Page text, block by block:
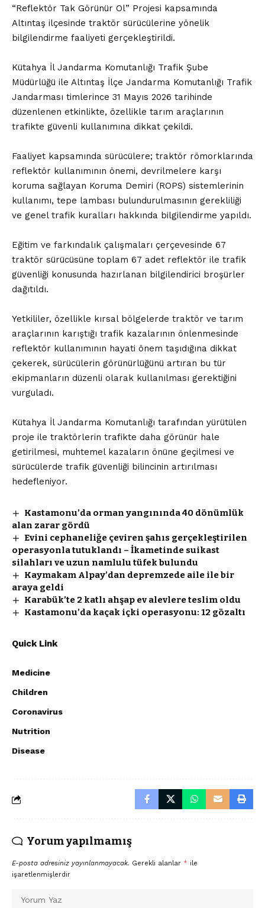
“Reflektör Tak Görünür Ol” Projesi kapsamında
Altıntaş ilçesinde traktör sürücülerine yönelik
bilgilendirme faaliyeti gerçekleştirildi.
Kütahya İl Jandarma Komutanlığı Trafik Şube
Müdürlüğü ile Altıntaş İlçe Jandarma Komutanlığı Trafik
Jandarması timlerince 31 Mayıs 2026 tarihinde
düzenlenen etkinlikte, özellikle tarım araçlarının
trafikte güvenli kullanımına dikkat çekildi.
Faaliyet kapsamında sürücülere; traktör römorklarında
reflektör kullanımının önemi, devrilmelere karşı
koruma sağlayan Koruma Demiri (ROPS) sistemlerinin
kullanımı, tepe lambası bulundurulmasının gerekliliği
ve genel trafik kuralları hakkında bilgilendirme yapıldı.
Eğitim ve farkındalık çalışmaları çerçevesinde 67
traktör sürücüsüne toplam 67 adet reflektör ile trafik
güvenliği konusunda hazırlanan bilgilendirici broşürler
dağıtıldı.
Yetkililer, özellikle kırsal bölgelerde traktör ve tarım
araçlarının karıştığı trafik kazalarının önlenmesinde
reflektör kullanımının hayati önem taşıdığına dikkat
çekerek, sürücülerin görünürlüğünü artıran bu tür
ekipmanların düzenli olarak kullanılması gerektiğini
vurguladı.
Kütahya İl Jandarma Komutanlığı tarafından yürütülen
proje ile traktörlerin trafikte daha görünür hale
getirilmesi, muhtemel kazaların önüne geçilmesi ve
sürücülerde trafik güvenliği bilincinin artırılması
hedefleniyor.
Kastamonu’da orman yangınında 40 dönümlük
alan zarar gördü
Evini cephaneliğe çeviren şahıs gerçekleştirilen
operasyonla tutuklandı – İkametinde suikast
silahları ve uzun namlulu tüfek bulundu
Kaymakam Alpay’dan depremzede aile ile bir
araya geldi
Karabük’te 2 katlı ahşap ev alevlere teslim oldu
Kastamonu’da kaçak içki operasyonu: 12 gözaltı
Quick Link
Medicine
Children
Coronavirus
Nutrition
Disease
Yorum yapılmamış
E-posta adresiniz yayınlanmayacak. Gerekli alanlar * ile
işaretlenmişlerdir